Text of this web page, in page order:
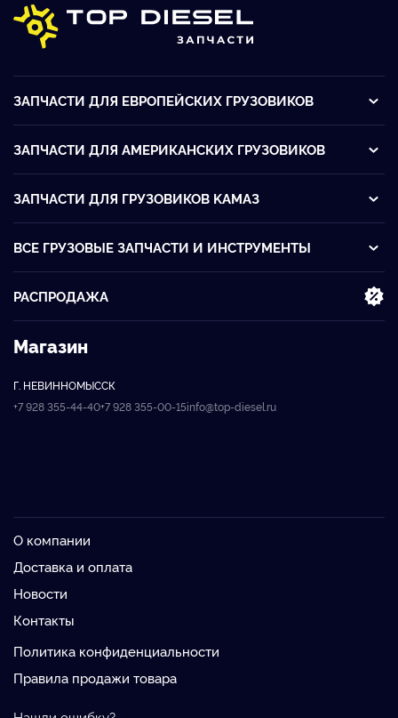
ЗАПЧАСТИ ДЛЯ ЕВРОПЕЙСКИХ ГРУЗОВИКОВ
ЗАПЧАСТИ ДЛЯ АМЕРИКАНСКИХ ГРУЗОВИКОВ
ЗАПЧАСТИ ДЛЯ ГРУЗОВИКОВ KАМАЗ
ВСЕ ГРУЗОВЫЕ ЗАПЧАСТИ И ИНСТРУМЕНТЫ
РАСПРОДАЖА
Магазин
Г. НЕВИННОМЫССК
+7 928 355-44-40+7 928 355-00-15info@top-diesel.ru
О компании
Доставка и оплата
Новости
Контакты
Политика конфиденциальности
Правила продажи товара